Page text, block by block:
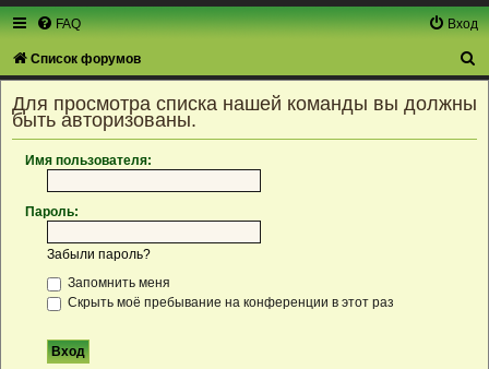
FAQ Вход
Список форумов
Для просмотра списка нашей команды вы должны
быть авторизованы.
Имя пользователя:
Пароль:
Забыли пароль?
Запомнить меня
Скрыть моё пребывание на конференции в этот раз